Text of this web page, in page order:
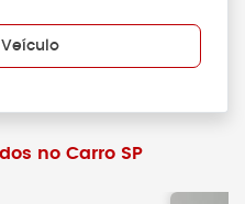
no Carro SP